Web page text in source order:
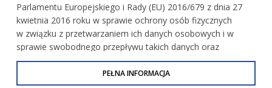
Parlamentu Europejskiego i Rady (EU) 2016/679 z dnia 27
kwietnia 2016 roku w sprawie ochrony osób fizycznych
w związku z przetwarzaniem ich danych osobowych i w
sprawie swobodnego przepływu takich danych oraz
uchylenia dyrektywy 95/46/WE (określane jako RODO, GDPR
lub Ogólne Rozporządzenie o Ochronie Danych
PEŁNA INFORMACJA